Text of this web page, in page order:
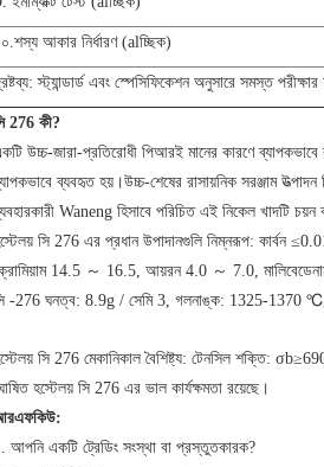
আকার নির্ধারণ (alচ্ছিক)
স্ট্যান্ডার্ড এবং স্পেসিফিকেশন অনুসারে সমস্ত
276 কী?
উচ্চ-জারা-প্রতিরোধী পিআরই মানের কারণে
ব্যবহৃত হয়।উচ্চ-শেষের রাসায়নিক সরঞ্জাম
Waneng হিসাবে পরিচিত এই নিকেল খাদটি চয়ন
সি 276 এর প্রধান উপাদানগুলি নিম্নরূপ: কার্বন
14.5 ～ 16.5, আয়রন 4.0 ～ 7.0,
-276 ঘনত্ব: 8.9g / সেমি 3, গলনাঙ্ক: 1325-1370
সি 276 মেকানিকাল বৈশিষ্ট্য: টেনসিল শক্তি:
হস্টেলয় সি 276 এর ভাল কার্যক্ষমতা রয়েছে।
আপনি একটি ট্রেডিং সংস্থা বা প্রস্তুতকারক?